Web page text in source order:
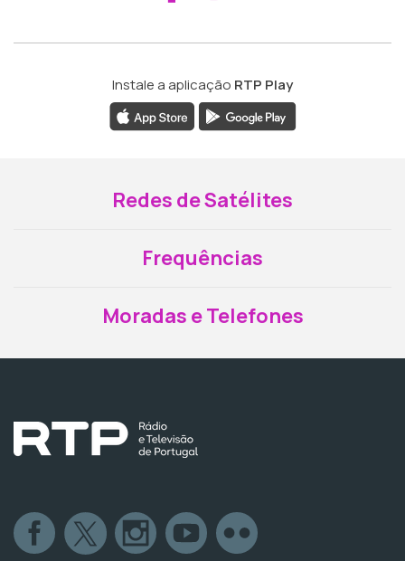
Instale a aplicação RTP Play
Redes de Satélites
Frequências
Moradas e Telefones